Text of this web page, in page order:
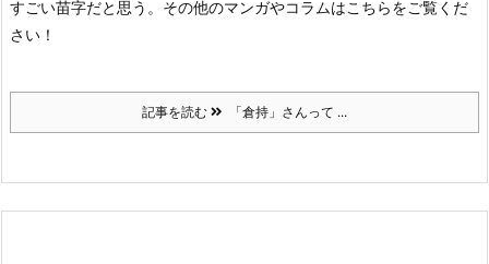
すごい苗字だと思う。 その他のマンガやコラムはこちらをご覧くだ
さい！
記事を読む 「倉持」さんって ...